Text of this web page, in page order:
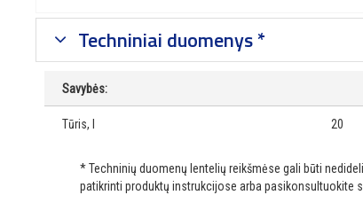
Techniniai duomenys *
Savybės:
Tūris, l 20
* Techninių duomenų lentelių reikšmėse gali būti
patikrinti produktų instrukcijose arba pasikonsultuokite